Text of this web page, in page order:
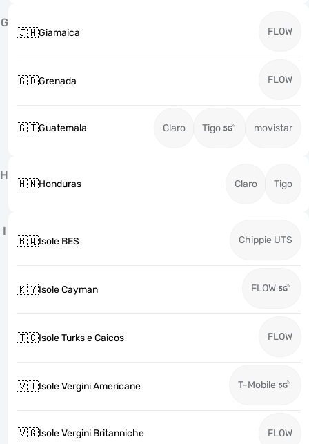
G
🇯🇲Giamaica FLOW
🇬🇩Grenada FLOW
🇬🇹Guatemala Claro Tigo movistar
H
🇭🇳Honduras Claro Tigo
I
🇧🇶Isole BES Chippie UTS
🇰🇾Isole Cayman FLOW
🇹🇨Isole Turks e Caicos FLOW
🇻🇮Isole Vergini Americane T-Mobile
🇻🇬Isole Vergini Britanniche FLOW